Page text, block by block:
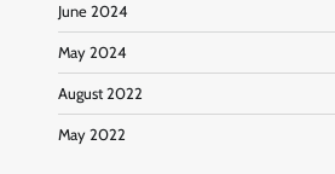
June 2024
May 2024
August 2022
May 2022